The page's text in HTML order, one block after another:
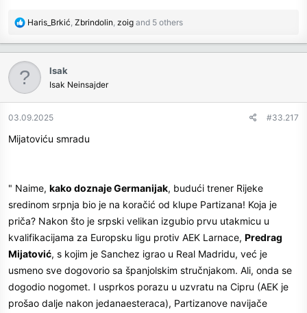
R
c
t
o
n
:
Haris_Brkić, Zbrindolin, zoig and 5 others
Isak
Isak Neinsajder
03.09.2025 #33.217
Mijatoviću smradu
" Naime, kako doznaje Germanijak, budući trener Rijeke
sredinom srpnja bio je na koračić od klupe Partizana! Koja je
priča? Nakon što je srpski velikan izgubio prvu utakmicu u
kvalifikacijama za Europsku ligu protiv AEK Larnace, Predrag
Mijatović, s kojim je Sanchez igrao u Real Madridu, već je
usmeno sve dogovorio sa španjolskim stručnjakom. Ali, onda se
dogodio nogomet. I usprkos porazu u uzvratu na Cipru (AEK je
prošao dalje nakon jedanaesteraca), Partizanove navijače